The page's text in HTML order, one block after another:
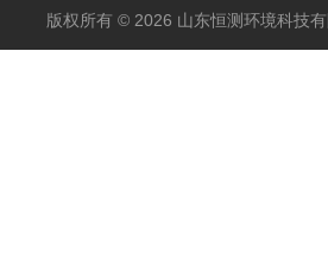
版权所有 © 2026 山东恒测环境科技